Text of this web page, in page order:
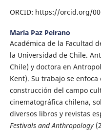
ORCID: https://orcid.org/
María Paz Peirano
Académica de la Facultad
la Universidad de Chile.
Chile) y doctora en
Kent). Su trabajo se
construcción del campo
cinematográfica chilena,
diversos libros y revistas
Festivals and Anthropology